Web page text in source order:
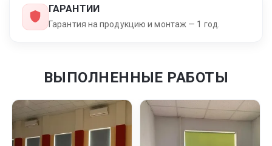
ГАРАНТИИ
Гарантия на продукцию и монтаж — 1 год.
ВЫПОЛНЕННЫЕ РАБОТЫ